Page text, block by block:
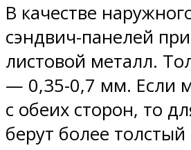
В качестве
сэндвич-панелей
листовой металл.
— 0,35-0,7 мм. Если
с обеих сторон, то
берут более